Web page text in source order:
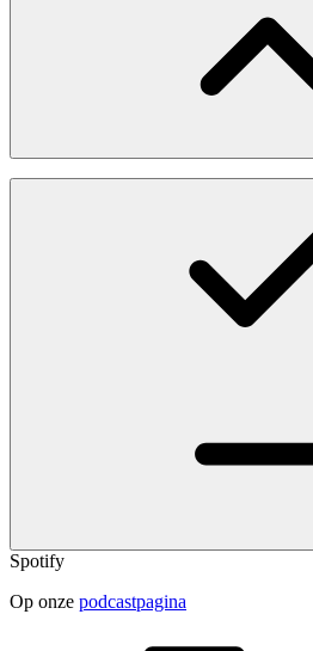
Spotify
Op onze podcastpagina